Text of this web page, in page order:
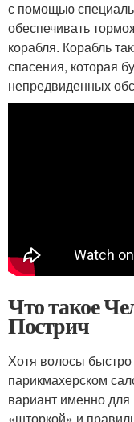
с помощью
обеспечивать
корабля. Корабль
спасения, которая
непредвиденных
Что такое
Пострич
Хотя волосы быстро
парикмахерском
вариант именно для